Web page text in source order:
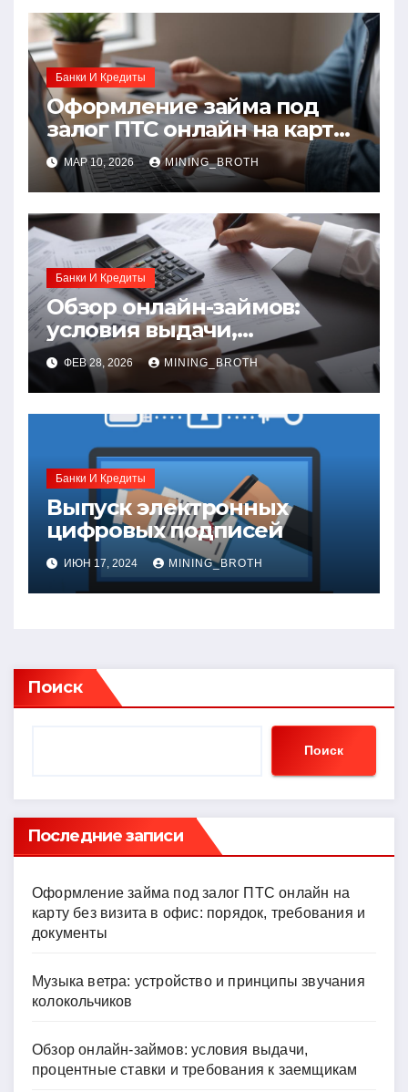
Банки И Кредиты
Оформление займа под
залог ПТС онлайн на карту
без визита в офис:
порядок, требования и
документы
МАР 10, 2026 MINING_BROTH
Банки И Кредиты
Обзор онлайн-займов:
условия выдачи,
процентные ставки и
требования к заемщикам
ФЕВ 28, 2026 MINING_BROTH
Банки И Кредиты
Выпуск электронных
цифровых подписей
ИЮН 17, 2024 MINING_BROTH
Поиск
Поиск
Последние записи
Оформление займа под залог ПТС онлайн на
карту без визита в офис: порядок, требования и
документы
Музыка ветра: устройство и принципы звучания
колокольчиков
Обзор онлайн-займов: условия выдачи,
процентные ставки и требования к заемщикам